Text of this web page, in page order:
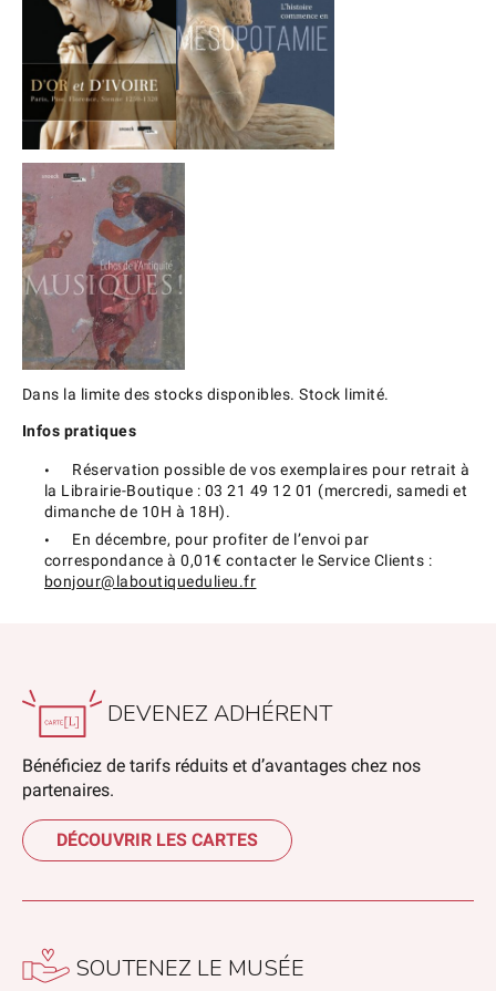
Dans la limite des stocks disponibles. Stock limité.
Infos pratiques
Réservation possible de vos exemplaires pour retrait à
la Librairie-Boutique : 03 21 49 12 01 (mercredi, samedi et
dimanche de 10H à 18H).
En décembre, pour profiter de l’envoi par
correspondance à 0,01€ contacter le Service Clients :
bonjour@laboutiquedulieu.fr
DEVENEZ ADHÉRENT
Bénéficiez de tarifs réduits et d’avantages chez nos
partenaires.
DÉCOUVRIR LES CARTES
SOUTENEZ LE MUSÉE